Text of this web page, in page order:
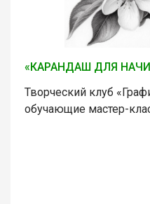
«КАРАНДАШ ДЛЯ
Творческий клуб
обучающие мастер-